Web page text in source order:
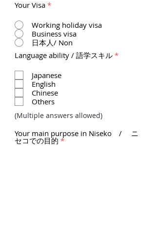
Your Visa *
Working holiday visa
Business visa
日本人/ Non
Language ability / 語学スキル *必
Japanese
English
Chinese
Others
(Multiple answers allowed)
Your main purpose in Niseko / ニ
セコでの目的 *必